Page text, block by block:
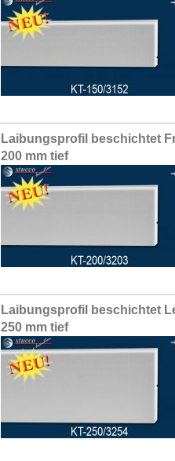
Laibungsprofil beschichtet
200 mm tief
Laibungsprofil beschichtet
250 mm tief